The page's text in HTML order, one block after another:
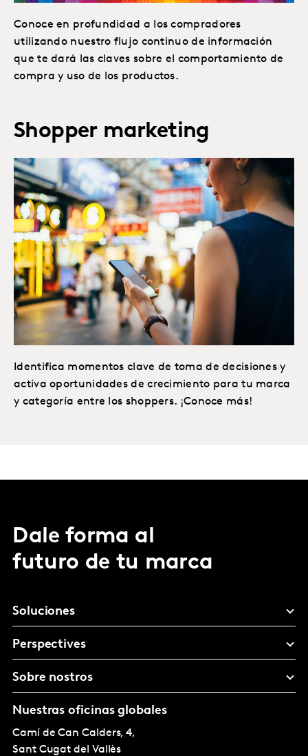
Conoce en profundidad a los compradores
utilizando nuestro flujo continuo de información
que te dará las claves sobre el comportamiento de
compra y uso de los productos.
Shopper marketing
Identifica momentos clave de toma de decisiones y
activa oportunidades de crecimiento para tu marca
y categoría entre los shoppers. ¡Conoce más!
Dale forma al
futuro de tu marca
Soluciones
Perspectives
Sobre nostros
Nuestras oficinas globales
Camí de Can Calders, 4,
Sant Cugat del Vallès